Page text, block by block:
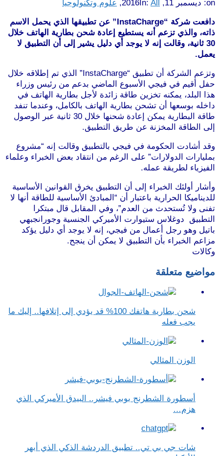
on: ديسمبر 11, 2016 In: All
, علوم وتكنولوجيا
دافعت شركة “InstaCharge” عن تطبيقها الذي يحمل الاسم
ذاته، والذي تزعم أنه يستطيع إعادة شحن بطارية الهاتف خلال
30 ثانية، وقالت إنه لا يوجد أي دليل يشير إلى أن التطبيق لا
يعمل.
وتزعم الشركة أن تطبيق “InstaCharge” الذي تم إطلاقه خلال
حفل أقيم في فيجي الأسبوع الماضي بدعم من رئيس وزراء
هذا البلد، يمكنه تخزين طاقة زائدة لأجل بطارية الهاتف في
داخله بوسعها أن تشحن بطارية الهاتف بالكامل، وعندما تنفد
طاقة البطارية يمكن إعادة شحنها خلال 30 ثانية عبر الوصول
إلى الطاقة المخزنة عن طريق التطبيق.
وقد أشادت الحكومة في فيجي بالتطبيق وقالت إنه “مشروع
بمليارات الدولارات” على الرغم من انتقاد بعض الخبراء وعلماء
الفيزياء لطريقة عمله.
وأشار أولئك الخبراء إلى أن التطبيق يخرق القوانين الأساسية
للديناميكا الحرارية باعتبار أن “المبادئ الأساسية للطاقة أنها لا
تفنى ولا تُستحدث من العدم”، وفي المقابل قال مبتكرا
التطبيق دوغلاس ستيوارت الأميركي الجنسية وجورانجبهي
باتيل وهو رجل أعمال من فيجي، إنه لا يوجد أي دليل يؤكد
مزاعم الخبراء بأن التطبيق لا يمكن أن ينجح.
وكالات
مواضيع متعلقة
شحن بطارية هاتفك 100% قد يؤدي إلى إتلافها.. إليك ما
يجب فعله
الوزن المثالي
أسطورة الشطرنج بوبي فيشر.. البيدق الأميركي الذي
هزم…
شات جي بي تي.. تطبيق الدردشة الذكي الذي أبهر